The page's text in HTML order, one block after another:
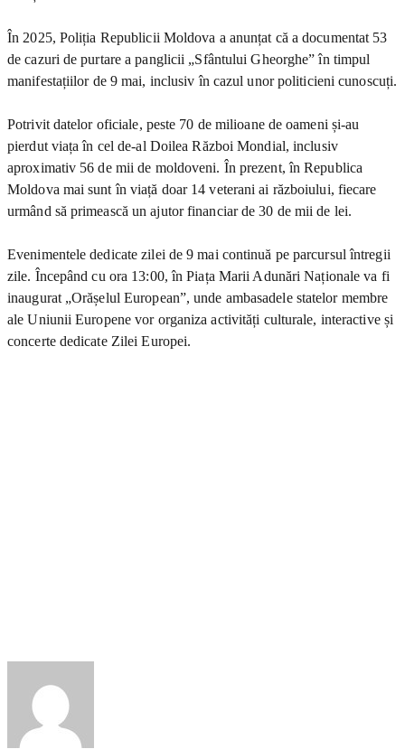
În 2025, Poliția Republicii Moldova a anunțat că a documentat 53
de cazuri de purtare a panglicii „Sfântului Gheorghe” în timpul
manifestațiilor de 9 mai, inclusiv în cazul unor politicieni cunoscuți.
Potrivit datelor oficiale, peste 70 de milioane de oameni și-au
pierdut viața în cel de-al Doilea Război Mondial, inclusiv
aproximativ 56 de mii de moldoveni. În prezent, în Republica
Moldova mai sunt în viață doar 14 veterani ai războiului, fiecare
urmând să primească un ajutor financiar de 30 de mii de lei.
Evenimentele dedicate zilei de 9 mai continuă pe parcursul întregii
zile. Începând cu ora 13:00, în Piața Marii Adunări Naționale va fi
inaugurat „Orășelul European”, unde ambasadele statelor membre
ale Uniunii Europene vor organiza activități culturale, interactive și
concerte dedicate Zilei Europei.